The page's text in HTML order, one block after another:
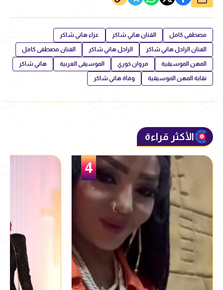
مصطفى كامل الفنان هاني شاكر عزاء هاني شاكر
الفنان الراحل هاني شاكر الراحل هاني شاكر الفنان مصطفى كامل
المهن الموسيقية مروان خوري الموسيقى العربية هاني شاكر
نقابة المهن الموسيقية وفاة هاني شاكر
الأكثر قراءة
5